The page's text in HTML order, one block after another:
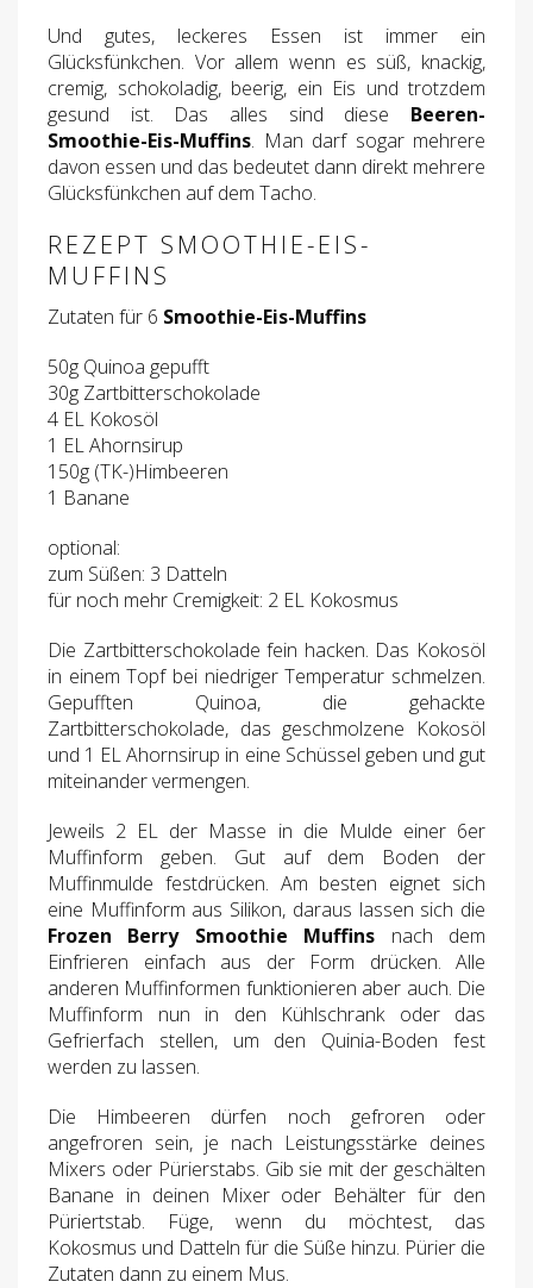
Und gutes, leckeres Essen ist immer ein
Glücksfünkchen. Vor allem wenn es süß, knackig,
cremig, schokoladig, beerig, ein Eis und trotzdem
gesund ist. Das alles sind diese Beeren-
Smoothie-Eis-Muffins. Man darf sogar mehrere
davon essen und das bedeutet dann direkt mehrere
Glücksfünkchen auf dem Tacho.
REZEPT SMOOTHIE-EIS-
MUFFINS
Zutaten für 6 Smoothie-Eis-Muffins
50g Quinoa gepufft
30g Zartbitterschokolade
4 EL Kokosöl
1 EL Ahornsirup
150g (TK-)Himbeeren
1 Banane
optional:
zum Süßen: 3 Datteln
für noch mehr Cremigkeit: 2 EL Kokosmus
Die Zartbitterschokolade fein hacken. Das Kokosöl
in einem Topf bei niedriger Temperatur schmelzen.
Gepufften Quinoa, die gehackte
Zartbitterschokolade, das geschmolzene Kokosöl
und 1 EL Ahornsirup in eine Schüssel geben und gut
miteinander vermengen.
Jeweils 2 EL der Masse in die Mulde einer 6er
Muffinform geben. Gut auf dem Boden der
Muffinmulde festdrücken. Am besten eignet sich
eine Muffinform aus Silikon, daraus lassen sich die
Frozen Berry Smoothie Muffins nach dem
Einfrieren einfach aus der Form drücken. Alle
anderen Muffinformen funktionieren aber auch. Die
Muffinform nun in den Kühlschrank oder das
Gefrierfach stellen, um den Quinia-Boden fest
werden zu lassen.
Die Himbeeren dürfen noch gefroren oder
angefroren sein, je nach Leistungsstärke deines
Mixers oder Pürierstabs. Gib sie mit der geschälten
Banane in deinen Mixer oder Behälter für den
Püriertstab. Füge, wenn du möchtest, das
Kokosmus und Datteln für die Süße hinzu. Pürier die
Zutaten dann zu einem Mus.